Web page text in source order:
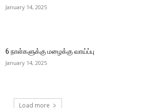
January 14, 2025
6 நாள்களுக்கு மழைக்கு வாய்ப்பு
January 14, 2025
Load more